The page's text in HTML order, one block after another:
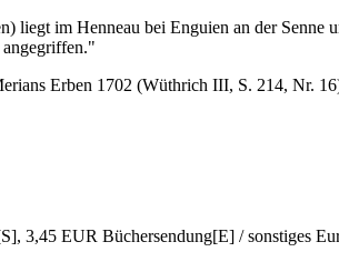
im Henneau bei Enguien an der Senne
Erben 1702 (Wüthrich III, S. 214, Nr.
3,45 EUR Büchersendung[E] / sonstiges